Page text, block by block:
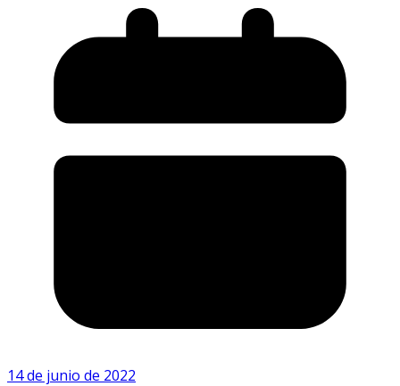
14 de junio de 2022